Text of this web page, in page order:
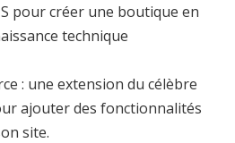
pour créer une boutique en
technique
: une extension du célèbre
ajouter des fonctionnalités
site.